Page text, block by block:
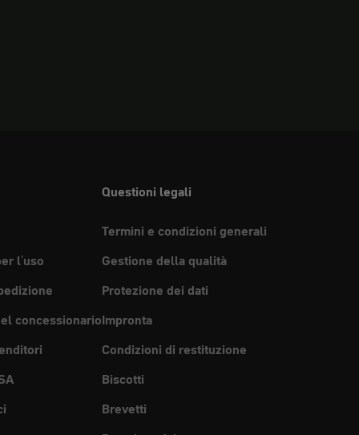
l'uso
concessionario
Questioni legali
Termini e condizioni generali
Gestione della qualità
Protezione dei dati
Impronta
Condizioni di restituzione
Biscotti
Brevetti